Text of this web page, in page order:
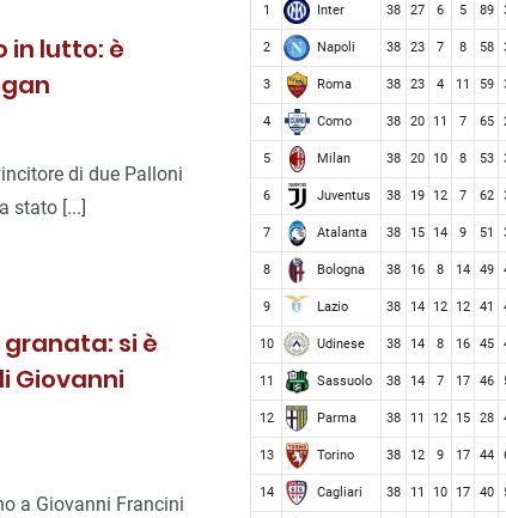
in lutto: è
di due Palloni
stato [...]
si è
Giovanni
a Giovanni Francini
1 Inter 38 27 6 5 89
2 Napoli 38 23 7 8 58
3 Roma 38 23 4 11 59
4 Como 38 20 11 7 65
5 Milan 38 20 10 8 53
6 Juventus 38 19 12 7 62
7 Atalanta 38 15 14 9 51
8 Bologna 38 16 8 14 49
9 Lazio 38 14 12 12 41
10 Udinese 38 14 8 16 45
11 Sassuolo 38 14 7 17 46
12 Parma 38 11 12 15 28
13 Torino 38 12 9 17 44
14 Cagliari 38 11 10 17 40